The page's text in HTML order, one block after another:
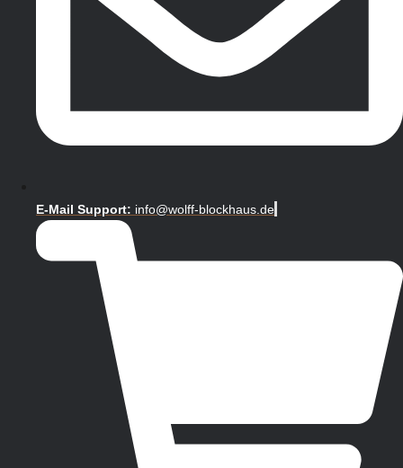
E-Mail Support: info@wolff-blockhaus.de